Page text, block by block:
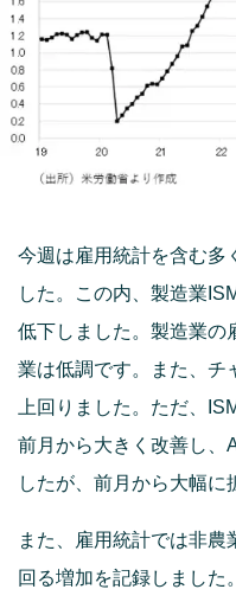
今週は雇用統計を含む多
した。この内、製造業
低下しました。製造業の
業は低調です。また、チ
上回りました。ただ、
前月から大きく改善し、
したが、前月から大幅に
また、雇用統計では非農
回る増加を記録しました